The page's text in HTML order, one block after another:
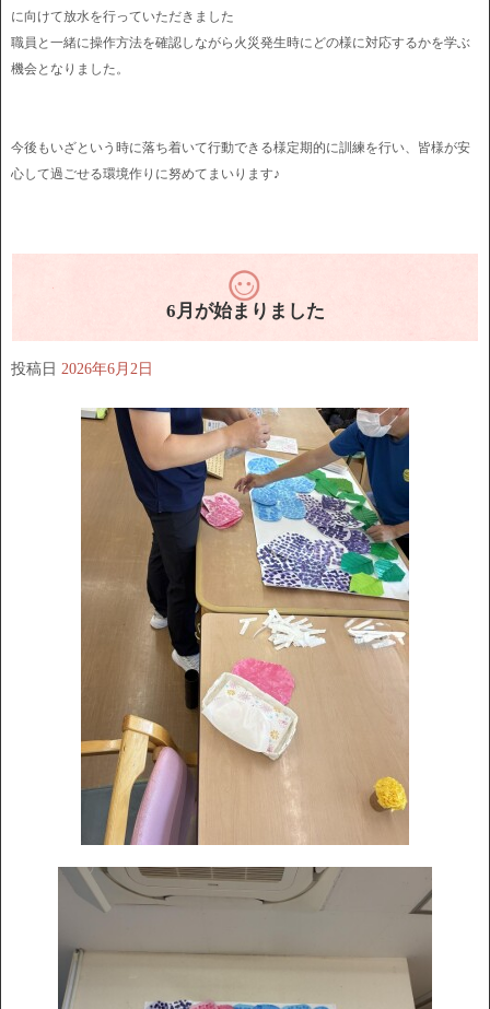
に向けて放水を行っていただきました
職員と一緒に操作方法を確認しながら火災発生時にどの様に対応するかを学ぶ
機会となりました。
今後もいざという時に落ち着いて行動できる様定期的に訓練を行い、皆様が安
心して過ごせる環境作りに努めてまいります♪
6月が始まりました
投稿日 2026年6月2日